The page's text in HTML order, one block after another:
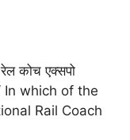
कोच एक्सपो
In which of the
Rail Coach